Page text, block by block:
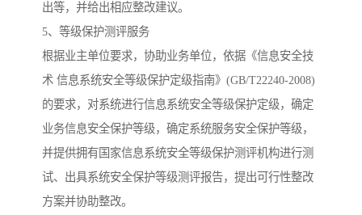
出等，并给出相应整改建议。
5、等级保护测评服务
根据业主单位要求，协助业务单位，依据《信息安全技
术 信息系统安全等级保护定级指南》(GB/T22240-2008)
的要求，对系统进行信息系统安全等级保护定级，确定
业务信息安全保护等级，确定系统服务安全保护等级，
并提供拥有国家信息系统安全等级保护测评机构进行测
试、出具系统安全保护等级测评报告，提出可行性整改
方案并协助整改。